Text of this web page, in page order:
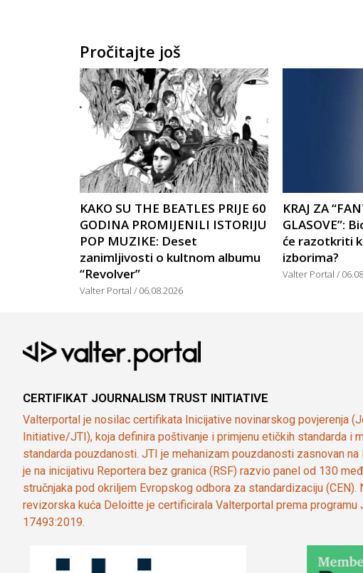
Pročitajte još
KAKO SU THE BEATLES PRIJE 60
GODINA PROMIJENILI ISTORIJU
POP MUZIKE: Deset
zanimljivosti o kultnom albumu
“Revolver”
Valter Portal 06.08.2026
KRAJ ZA
GLASOVE”:
će razotkriti
izborima?
Valter Portal
CERTIFIKAT JOURNALISM TRUST INITIATIVE
Valterportal je nosilac certifikata Inicijative novinarskog povjerenja
Initiative/JTI), koja definira poštivanje i primjenu etičkih standarda i
standarda pouzdanosti. JTI je mehanizam pouzdanosti zasnovan na
je na inicijativu Reportera bez granica (RSF) razvio panel od 130
stručnjaka pod okriljem Evropskog odbora za standardizaciju (CEN).
revizorska kuća Deloitte je certificirala Valterportal prema programu
17493:2019.